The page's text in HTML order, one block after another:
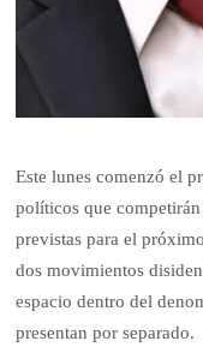
Este lunes comenzó el
políticos que
previstas para el
dos movimientos
espacio dentro del
presentan por separado.